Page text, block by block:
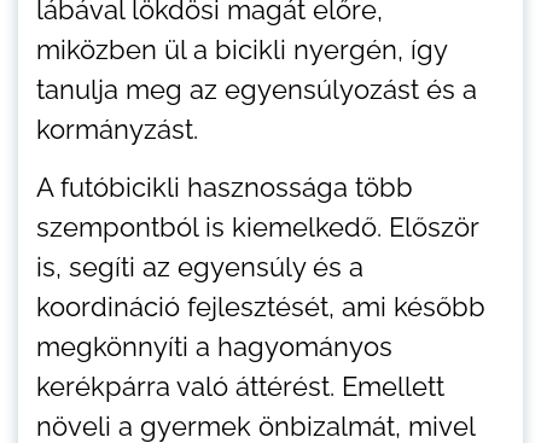
lábával lökdösi magát előre,
miközben ül a bicikli nyergén, így
tanulja meg az egyensúlyozást és a
kormányzást.
A futóbicikli hasznossága több
szempontból is kiemelkedő. Először
is, segíti az egyensúly és a
koordináció fejlesztését, ami később
megkönnyíti a hagyományos
kerékpárra való áttérést. Emellett
növeli a gyermek önbizalmát, mivel